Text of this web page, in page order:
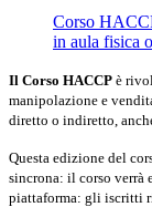
Corso
in aula fisica
Il Corso HACCP è
manipolazione e
diretto o indiretto,
Questa edizione del
sincrona: il corso verrà
piattaforma: gli iscritti